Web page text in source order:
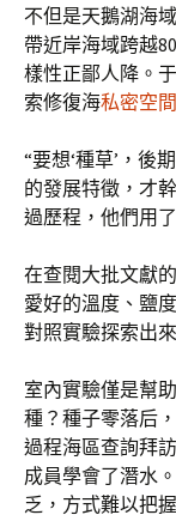
不但是天鵝湖海
帶近岸海域跨越
樣性正鄙人降。
索修復海私密空間
“要想‘種草’，後
的發展特徵，才
過歷程，他們用
在查閱大批文獻
愛好的溫度、鹽
對照實驗探索出
室內實驗僅是幫
種？種子零落后
過程海區查詢拜
成員學會了潛水
乏，方式難以把